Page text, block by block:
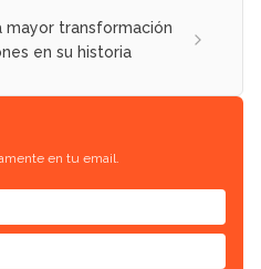
mayor transformación
en su historia
en tu email.